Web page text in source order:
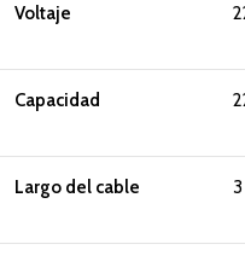
Voltaje
Capacidad
Largo del cable